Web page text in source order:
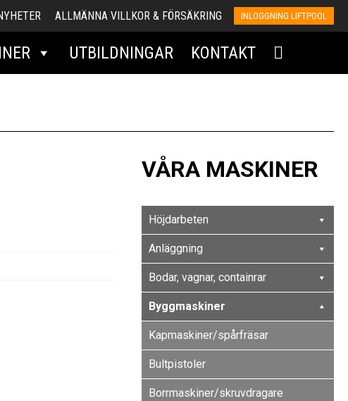
ALLMÄNNA VILLKOR & FÖRSÄKRING INLOGGNING LIFTPOOL
UTBILDNINGAR KONTAKT
VÅRA MASKINER
Höjdarbeten
Anläggning
Bodar, vagnar, containrar
Byggmaskiner
Kapmaskiner/spårfräsar
Bultpistoler
Borrmaskiner/skruvdragare